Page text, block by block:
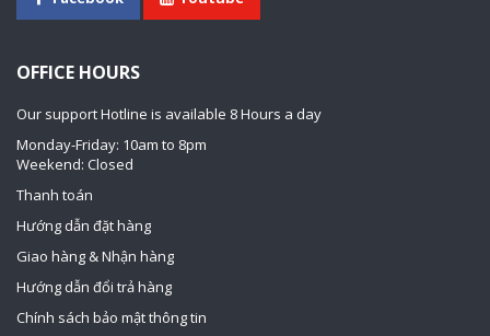
OFFICE HOURS
Our support Hotline is available 8 Hours a day
Monday-Friday: 10am to 8pm
Weekend: Closed
Thanh toán
Hướng dẫn đặt hàng
Giao hàng & Nhận hàng
Hướng dẫn đổi trả hàng
Chính sách bảo mật thông tin